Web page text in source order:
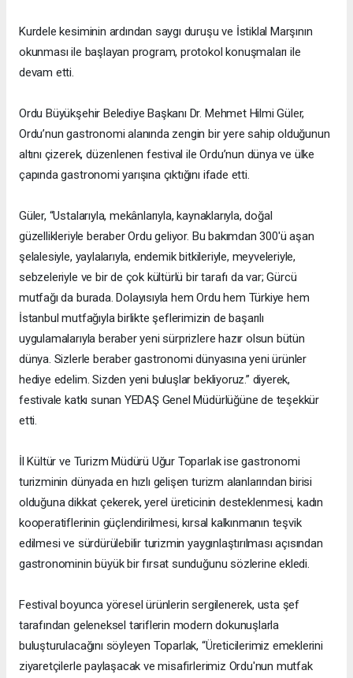
Kurdele kesiminin ardından saygı duruşu ve İstiklal Marşının
okunması ile başlayan program, protokol konuşmaları ile
devam etti.
Ordu Büyükşehir Belediye Başkanı Dr. Mehmet Hilmi Güler,
Ordu’nun gastronomi alanında zengin bir yere sahip olduğunun
altını çizerek, düzenlenen festival ile Ordu’nun dünya ve ülke
çapında gastronomi yarışına çıktığını ifade etti.
Güler, “Ustalarıyla, mekânlarıyla, kaynaklarıyla, doğal
güzellikleriyle beraber Ordu geliyor. Bu bakımdan 300'ü aşan
şelalesiyle, yaylalarıyla, endemik bitkileriyle, meyveleriyle,
sebzeleriyle ve bir de çok kültürlü bir tarafı da var; Gürcü
mutfağı da burada. Dolayısıyla hem Ordu hem Türkiye hem
İstanbul mutfağıyla birlikte şeflerimizin de başarılı
uygulamalarıyla beraber yeni sürprizlere hazır olsun bütün
dünya. Sizlerle beraber gastronomi dünyasına yeni ürünler
hediye edelim. Sizden yeni buluşlar bekliyoruz.” diyerek,
festivale katkı sunan YEDAŞ Genel Müdürlüğüne de teşekkür
etti.
İl Kültür ve Turizm Müdürü Uğur Toparlak ise gastronomi
turizminin dünyada en hızlı gelişen turizm alanlarından birisi
olduğuna dikkat çekerek, yerel üreticinin desteklenmesi, kadın
kooperatiflerinin güçlendirilmesi, kırsal kalkınmanın teşvik
edilmesi ve sürdürülebilir turizmin yaygınlaştırılması açısından
gastronominin büyük bir fırsat sunduğunu sözlerine ekledi.
Festival boyunca yöresel ürünlerin sergilenerek, usta şef
tarafından geleneksel tariflerin modern dokunuşlarla
buluşturulacağını söyleyen Toparlak, “Üreticilerimiz emeklerini
ziyaretçilerle paylaşacak ve misafirlerimiz Ordu'nun mutfak